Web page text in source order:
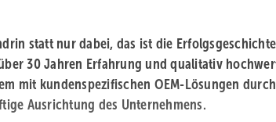
statt nur dabei, das ist die
30 Jahren Erfahrung und qualitativ
mit kundenspezifischen OEM-Lösungen
Ausrichtung des Unternehmens.